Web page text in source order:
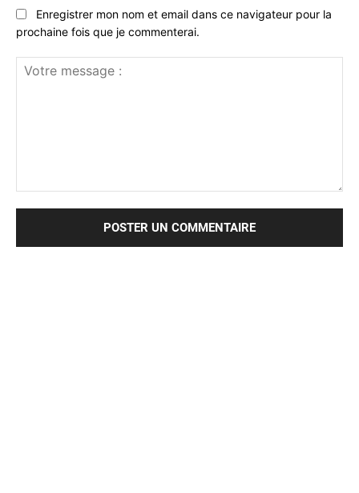
Enregistrer mon nom et email dans ce navigateur pour la
prochaine fois que je commenterai.